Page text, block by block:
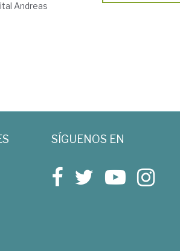
Andreas
SÍGUENOS EN